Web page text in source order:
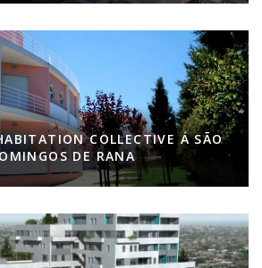
COLLECTIVE Á SÃO
DE RANA